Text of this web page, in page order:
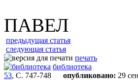
ПАВЕЛ
предыдущая статья
следующая статья
печать
библиотека
53, С. 747-748 опубликовано: 29